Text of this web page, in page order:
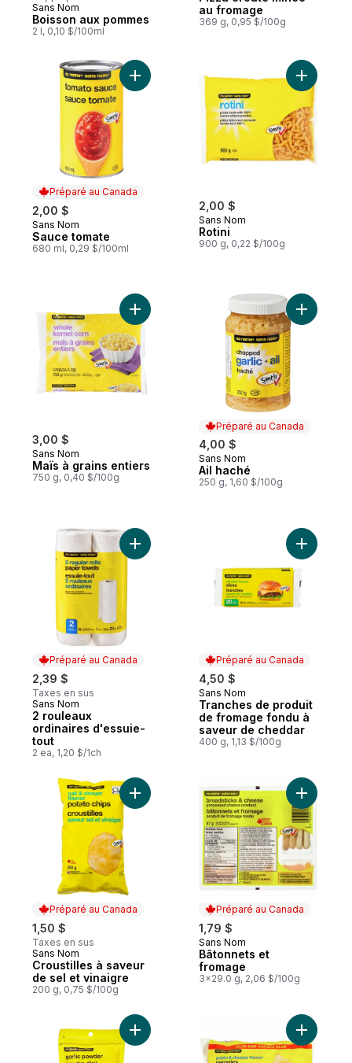
Sans Nom
Boisson aux pommes
2 l, 0,10 $/100ml
au fromage
369 g, 0,95 $/100g
Préparé au Canada
2,00 $
Préparé au Canada
Sans Nom
Sauce tomate
680 ml, 0,29 $/100ml
Ajouter Sauce tomate au panier
2,00 $
Sans Nom
Rotini
900 g, 0,22 $/100g
Ajouter
3,00 $
Sans Nom
Maïs à grains entiers
750 g, 0,40 $/100g
Ajouter Maïs à grains entiers au panier
Préparé au Canada
4,00 $
Préparé au Canada
Sans Nom
Ail haché
250 g, 1,60 $/100g
Ajouter
Préparé au Canada
2,39 $
Taxes en sus
Préparé au Canada
Sans Nom
2 rouleaux
ordinaires d'essuie-
tout
2 ea, 1,20 $/1ch
Ajouter 2 rouleaux ordinaires d'essuie-
Préparé au Canada
4,50 $
Préparé au Canada
Sans Nom
Tranches de produit
de fromage fondu à
saveur de cheddar
400 g, 1,13 $/100g
Ajouter
Préparé au Canada
1,50 $
Taxes en sus
Préparé au Canada
Sans Nom
Croustilles à saveur
de sel et vinaigre
200 g, 0,75 $/100g
Ajouter Croustilles à saveur de sel et
Préparé au Canada
1,79 $
Préparé au Canada
Sans Nom
Bâtonnets et
fromage
3x29.0 g, 2,06 $/100g
Ajouter
Ajouter Poudre d’ail au panier Ajouter